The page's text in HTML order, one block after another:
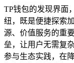
TP钱包的发现界面
纽，既是便捷探索
源、价值服务的重
垒，让用户无需复
参与生态实践，在